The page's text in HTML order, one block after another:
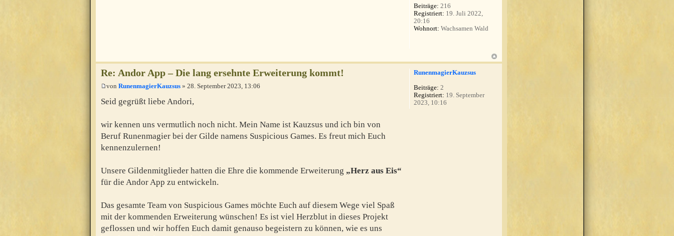
Beiträge: 216
Registriert: 19. Juli 2022,
20:16
Wohnort: Wachsamen Wald
Re: Andor App – Die lang ersehnte Erweiterung kommt!
von RunenmagierKauzsus » 28. September 2023, 13:06
Seid gegrüßt liebe Andori,
wir kennen uns vermutlich noch nicht. Mein Name ist Kauzsus und ich bin von
Beruf Runenmagier bei der Gilde namens Suspicious Games. Es freut mich Euch
kennenzulernen!
Unsere Gildenmitglieder hatten die Ehre die kommende Erweiterung „Herz aus Eis“
für die Andor App zu entwickeln.
Das gesamte Team von Suspicious Games möchte Euch auf diesem Wege viel Spaß
mit der kommenden Erweiterung wünschen! Es ist viel Herzblut in dieses Projekt
geflossen und wir hoffen Euch damit genauso begeistern zu können, wie es uns
RunenmagierKauzsus
Beiträge: 2
Registriert: 19. September
2023, 10:16